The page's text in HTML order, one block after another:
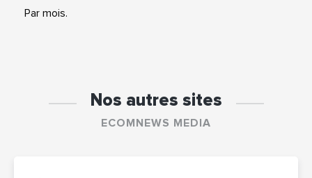
Par mois.
Nos autres sites
ECOMNEWS MEDIA